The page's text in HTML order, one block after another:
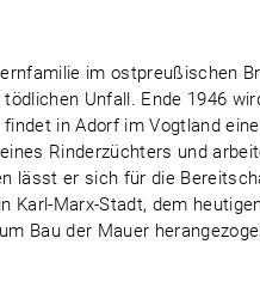
im ostpreußischen
Unfall. Ende 1946
in Adorf im Vogtland
Rinderzüchters und
lässt er sich für die
Marx-Stadt, dem
Bau der Mauer